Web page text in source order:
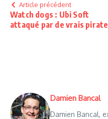
Article précédent
Watch dogs : Ubi Soft
attaqué par de vrais
Damien Bancal
Damien Bancal,